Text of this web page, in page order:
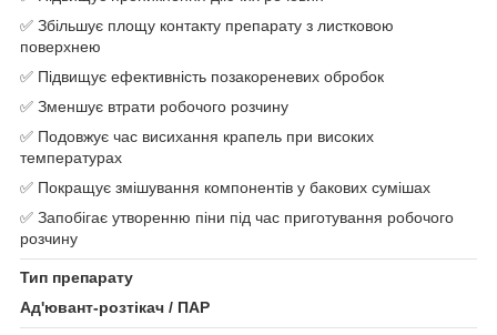
✅ Збільшує площу контакту препарату з листковою
поверхнею
✅ Підвищує ефективність позакореневих обробок
✅ Зменшує втрати робочого розчину
✅ Подовжує час висихання крапель при високих
температурах
✅ Покращує змішування компонентів у бакових сумішах
✅ Запобігає утворенню піни під час приготування робочого
розчину
Тип препарату
Ад'ювант-розтікач / ПАР